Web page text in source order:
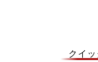
クイ